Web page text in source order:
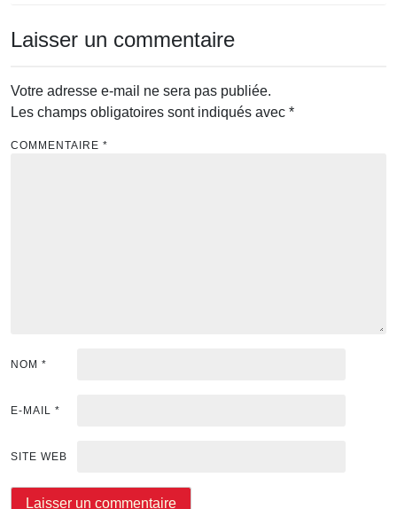
Laisser un commentaire
Votre adresse e-mail ne sera pas publiée.
Les champs obligatoires sont indiqués avec *
COMMENTAIRE *
NOM *
E-MAIL *
SITE WEB